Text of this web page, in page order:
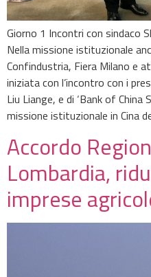
Giorno 1 Incontri con sindaco
Nella missione istituzionale
Confindustria, Fiera Milano e
iniziata con l’incontro con i
Liu Liange, e di ‘Bank of China
missione istituzionale in Cina
Accordo
Lombardia,
imprese